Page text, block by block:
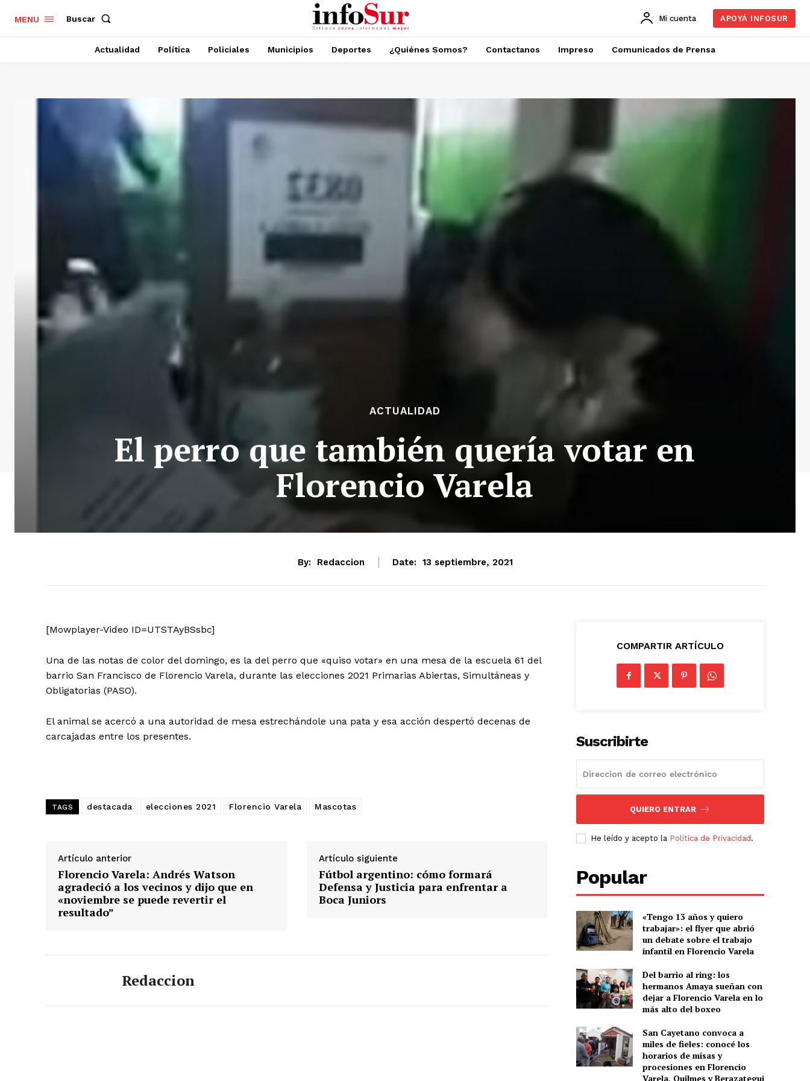
MENU Buscar Mi cuenta APOYÁ INFOSUR
Actualidad Política Policiales Municipios Deportes ¿Quiénes Somos? Contactanos Impreso Comunicados de Prensa
ACTUALIDAD
El perro que también quería votar en
Florencio Varela
By: Redaccion Date: 13 septiembre, 2021
[Mowplayer-Video ID=UTSTAyBSsbc]
Una de las notas de color del domingo, es la del perro que «quiso votar» en una mesa de la escuela 61 del
barrio San Francisco de Florencio Varela, durante las elecciones 2021 Primarias Abiertas, Simultáneas y
Obligatorias (PASO).
El animal se acercó a una autoridad de mesa estrechándole una pata y esa acción despertó decenas de
carcajadas entre los presentes.
TAGS destacada elecciones 2021 Florencio Varela Mascotas
Artículo anterior
Florencio Varela: Andrés Watson
agradeció a los vecinos y dijo que en
«noviembre se puede revertir el
resultado”
Artículo siguiente
Fútbol argentino: cómo formará
Defensa y Justicia para enfrentar a
Boca Juniors
Redaccion
COMPARTIR ARTÍCULO
Suscribirte
QUIERO ENTRAR
He leído y acepto la Política de Privacidad .
Popular
«Tengo 13 años y quiero
trabajar»: el flyer que abrió
un debate sobre el trabajo
infantil en Florencio Varela
Del barrio al ring: los
hermanos Amaya sueñan con
dejar a Florencio Varela en lo
más alto del boxeo
San Cayetano convoca a
miles de fieles: conocé los
horarios de misas y
procesiones en Florencio
Varela, Quilmes y Berazategui